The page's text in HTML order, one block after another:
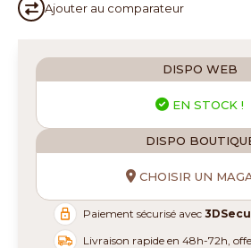
Ajouter au comparateur
DISPO WEB
EN STOCK !
DISPO
CHOISIR UN
Paiement sécurisé avec
Livraison rapide en 48h-72h,